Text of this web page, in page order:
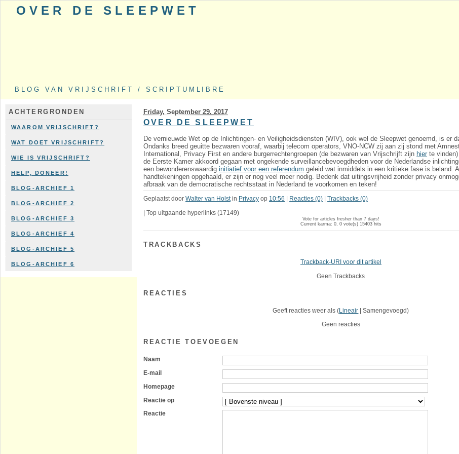
OVER DE SLEEPWET
BLOG VAN VRIJSCHRIFT / SCRIPTUMLIBRE
ACHTERGRONDEN
WAAROM VRIJSCHRIFT?
WAT DOET VRIJSCHRIFT?
WIE IS VRIJSCHRIFT?
HELP, DONEER!
BLOG-ARCHIEF 1
BLOG-ARCHIEF 2
BLOG-ARCHIEF 3
BLOG-ARCHIEF 4
BLOG-ARCHIEF 5
BLOG-ARCHIEF 6
Friday, September 29. 2017
OVER DE SLEEPWET
De vernieuwde Wet op de Inlichtingen- en Veiligheidsdiensten (WIV), ook wel de Sleepwet genoemd, is er
Ondanks breed geuitte bezwaren vooraf, waarbij telecom operators, VNO-NCW zij aan zij stond met
International, Privacy First en andere burgerrechtengroepen (de bezwaren van Vrijschrijft zijn hier te
de Eerste Kamer akkoord gegaan met ongekende surveillancebevoegdheden voor de Nederlandse
een bewonderenswaardiginitiatief voor een referendum geleid wat inmiddels in een kritieke fase is beland.
handtekeningen opgehaald, er zijn er nog veel meer nodig. Bedenk dat uitingsvrijheid zonder privacy
afbraak van de democratische rechtsstaat in Nederland te voorkomen en teken!
Geplaatst doorWalter van Holstin Privacy op 10:56 | Reacties (0) |Trackbacks (0)
| Top uitgaande hyperlinks (17149)
Vote for articles fresher than 7 days!
Current karma: 0, 0 vote(s)15403 hits
TRACKBACKS
Trackback-URI voor dit artikel
Geen Trackbacks
REACTIES
Geeft reacties weer als (Lineair | Samengevoegd)
Geen reacties
REACTIE TOEVOEGEN
Naam
E-mail
Homepage
Reactie op
Reactie